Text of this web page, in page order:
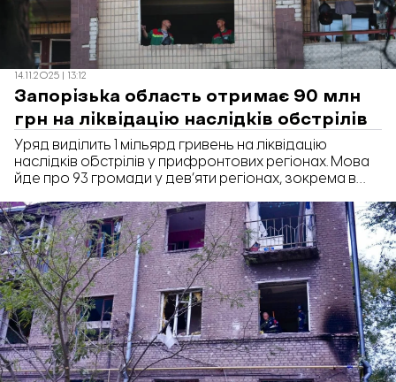
14.11.2025 | 13:12
Запорізька область отримає 90 млн
грн на ліквідацію наслідків обстрілів
Уряд виділить 1 мільярд гривень на ліквідацію
наслідків обстрілів у прифронтових регіонах. Мова
йде про 93 громади у дев’яти регіонах, зокрема в
міністерка України Юлія Свириденко.